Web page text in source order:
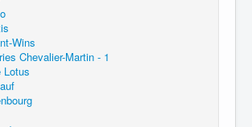
Wins
Chevalier-Martin - 1
Lotus